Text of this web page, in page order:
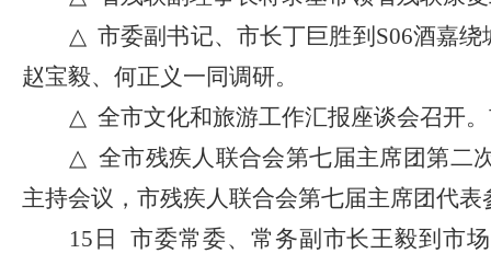
△市委副书记、市长丁巨胜到 S06酒嘉
赵宝毅、何正义一同调研。
△ 全市文化和旅游工作汇报座谈会召开
△ 全市残疾人联合会第七届主席团第二
主持会议，市残疾人联合会第七届主席团代表
15日 市委常委、常务副市长王毅到市